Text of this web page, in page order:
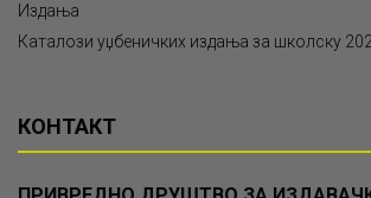
Издања
Каталози уџбеничких издања за школску
КОНТАКТ